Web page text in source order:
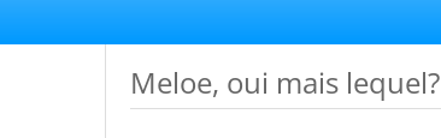
Meloe, oui mais lequel?